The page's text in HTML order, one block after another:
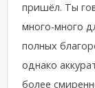
пришёл. Ты
много-много
полных
однако
более